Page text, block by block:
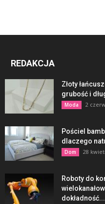
REDAKCJA
Złoty
grubość i
Moda 2
Pościel
dlaczego
Dom 28
Roboty do
dokładność...